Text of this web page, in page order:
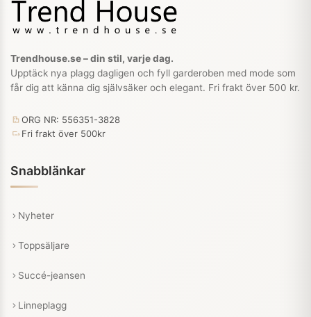
Trendhouse.se – din stil, varje dag.
Upptäck nya plagg dagligen och fyll garderoben med mode som
får dig att känna dig självsäker och elegant. Fri frakt över 500 kr.
ORG NR: 556351-3828
Fri frakt över 500kr
Snabblänkar
Nyheter
Toppsäljare
Succé-jeansen
Linneplagg